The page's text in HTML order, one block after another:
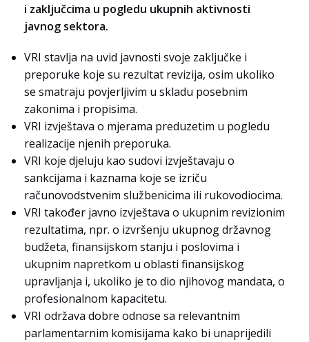
i zaključcima u pogledu ukupnih aktivnosti
javnog sektora.
VRI stavlja na uvid javnosti svoje zaključke i
preporuke koje su rezultat revizija, osim ukoliko
se smatraju povjerljivim u skladu posebnim
zakonima i propisima.
VRI izvještava o mjerama preduzetim u pogledu
realizacije njenih preporuka.
VRI koje djeluju kao sudovi izvještavaju o
sankcijama i kaznama koje se izriču
računovodstvenim službenicima ili rukovodiocima.
VRI također javno izvještava o ukupnim revizionim
rezultatima, npr. o izvršenju ukupnog državnog
budžeta, finansijskom stanju i poslovima i
ukupnim napretkom u oblasti finansijskog
upravljanja i, ukoliko je to dio njihovog mandata, o
profesionalnom kapacitetu.
VRI održava dobre odnose sa relevantnim
parlamentarnim komisijama kako bi unaprijedili